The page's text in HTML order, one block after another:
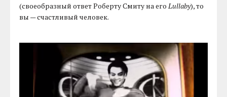
(своеобразный ответ Роберту Смиту на егоLullaby), то
вы — счастливый человек.